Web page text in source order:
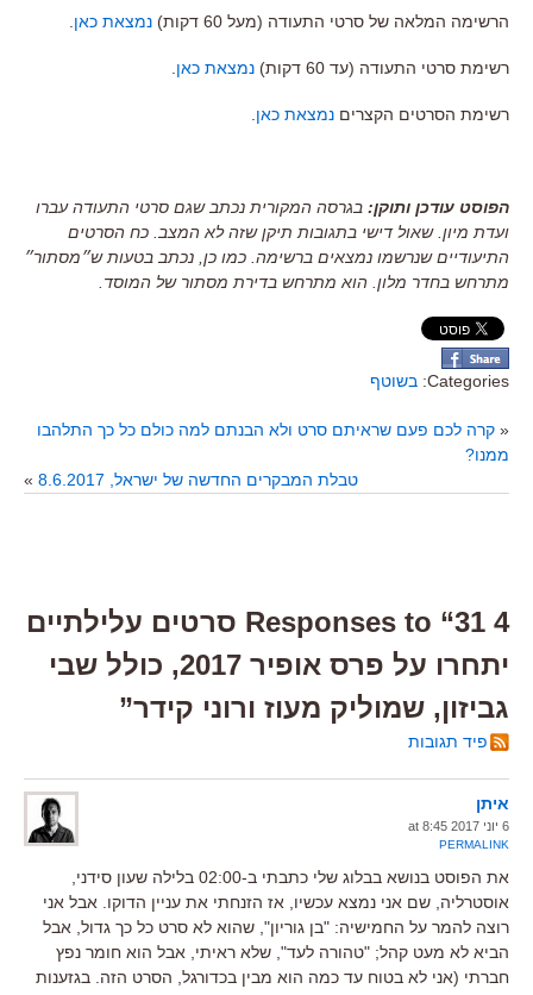
הרשימה המלאה של סרטי התעודה (מעל 60 דקות) נמצאת כאן
רשימת סרטי התעודה (עד 60 דקות) נמצאת כאן
רשימת הסרטים הקצרים נמצאת כאן
הפוסט עודכן ותוקן: בגרסה המקורית נכתב שגם סרטי התעודה עברו
ועדת מיון. שאול דישי בתגובות תיקן שזה לא המצב. כח הסרטים
התיעודיים שנרשמו נמצאים ברשימה. כמו כן, נכתב בטעות ש״מסתור״
מתרחש בחדר מלון. הוא מתרחש בדירת מסתור של המוסד.
Categories: בשוטף
« קרה לכם פעם שראיתם סרט ולא הבנתם למה כולם כל כך התלהבו
ממנו?
טבלת המבקרים החדשה של ישראל, 8.6.2017
»
4 Responses to “31 סרטים עלילתיים
יתחרו על פרס אופיר 2017, כולל שבי
גביזון, שמוליק מעוז ורוני קידר”
פיד תגובות
איתן
6 יוני 2017 at 8:45
PERMALINK
את הפוסט בנושא בבלוג שלי כתבתי ב-02:00 בלילה שעון סידני,
אוסטרליה, שם אני נמצא עכשיו, אז הזנחתי את עניין הדוקו. אבל אני
רוצה להמר על החמישיה: "בן גוריון", שהוא לא סרט כל כך גדול, אבל
הביא לא מעט קהל; "טהורה לעד", שלא ראיתי, אבל הוא חומר נפץ
חברתי (אני לא בטוח עד כמה הוא מבין בכדורגל, הסרט הזה. בגזענות